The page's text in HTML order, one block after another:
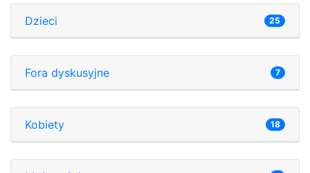
Dzieci 25
Fora dyskusyjne 7
Kobiety 18